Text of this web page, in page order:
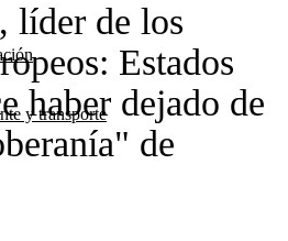
y transporte
líder de los
Estados
haber dejado de
de